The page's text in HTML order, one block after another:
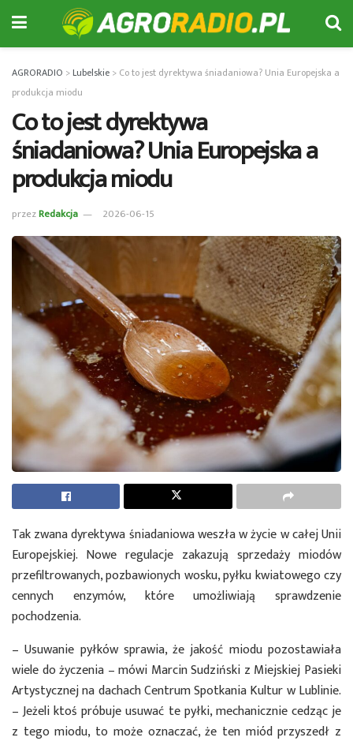
AGRORADIO >Lubelskie > Co to jest dyrektywa śniadaniowa? Unia Europejska a
produkcja miodu
Co to jest dyrektywa
śniadaniowa? Unia Europejska a
produkcja miodu
przezRedakcja 2026-06-15
Tak zwana dyrektywa śniadaniowa weszła w życie w całej Unii
Europejskiej. Nowe regulacje zakazują sprzedaży miodów
przefiltrowanych, pozbawionych wosku, pyłku kwiatowego czy
cennych enzymów, które umożliwiają sprawdzenie
pochodzenia.
– Usuwanie pyłków sprawia, że jakość miodu pozostawiała
wiele do życzenia – mówi Marcin Sudziński z Miejskiej Pasieki
Artystycznej na dachach Centrum Spotkania Kultur w Lublinie.
– Jeżeli ktoś próbuje usuwać te pyłki, mechanicznie cedząc je
z tego miodu, to może oznaczać, że ten miód przyszedł z